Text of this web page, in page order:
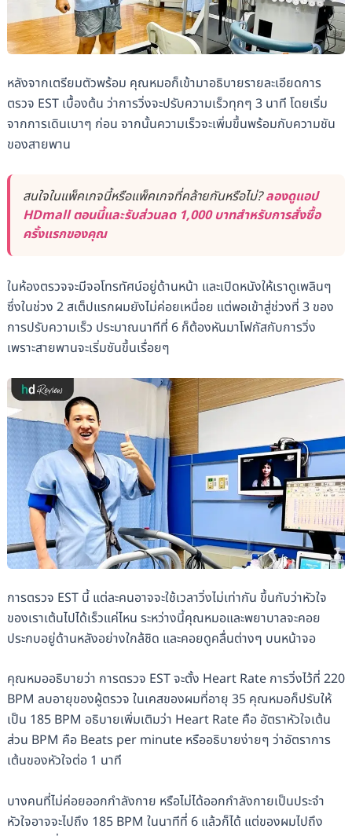
หลังจากเตรียมตัวพร้อม คุณหมอก็เข้ามาอธิบายรายละเอียดการ
ตรวจ EST เบื้องต้น ว่าการวิ่งจะปรับความเร็วทุกๆ 3 นาที โดยเริ่ม
จากการเดินเบาๆ ก่อน จากนั้นความเร็วจะเพิ่มขึ้นพร้อมกับความชัน
ของสายพาน
สนใจในแพ็คเกจนี้หรือแพ็คเกจที่คล้ายกันหรือไม่?ลองดูแอป
HDmall ตอนนี้และรับส่วนลด 1,000 บาทสำหรับการสั่งซื้อ
ครั้งแรกของคุณ
ในห้องตรวจจะมีจอโทรทัศน์อยู่ด้านหน้า และเปิดหนังให้เราดูเพลินๆ
ซึ่งในช่วง 2 สเต็ปแรกผมยังไม่ค่อยเหนื่อย แต่พอเข้าสู่ช่วงที่ 3 ของ
การปรับความเร็ว ประมาณนาทีที่ 6 ก็ต้องหันมาโฟกัสกับการวิ่ง
เพราะสายพานจะเริ่มชันขึ้นเรื่อยๆ
การตรวจ EST นี้ แต่ละคนอาจจะใช้เวลาวิ่งไม่เท่ากัน ขึ้นกับว่าหัวใจ
ของเราเต้นไปได้เร็วแค่ไหน ระหว่างนี้คุณหมอและพยาบาลจะคอย
ประกบอยู่ด้านหลังอย่างใกล้ชิด และคอยดูคลื่นต่างๆ บนหน้าจอ
คุณหมออธิบายว่า การตรวจ EST จะตั้ง Heart Rate การวิ่งไว้ที่ 220
BPM ลบอายุของผู้ตรวจ ในเคสของผมที่อายุ 35 คุณหมอก็ปรับให้
เป็น 185 BPM อธิบายเพิ่มเติมว่า Heart Rate คือ อัตราหัวใจเต้น
ส่วน BPM คือ Beats per minute หรืออธิบายง่ายๆ ว่าอัตราการ
เต้นของหัวใจต่อ 1 นาที
บางคนที่ไม่ค่อยออกกำลังกาย หรือไม่ได้ออกกำลังกายเป็นประจำ
หัวใจอาจจะไปถึง 185 BPM ในนาทีที่ 6 แล้วก็ได้ แต่ของผมไปถึง